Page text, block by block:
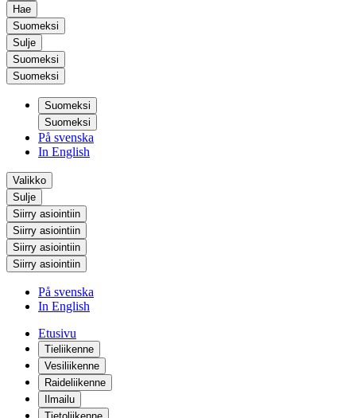
Hae
Suomeksi
Sulje
Suomeksi
Suomeksi
Suomeksi
Suomeksi
På svenska
In English
Valikko
Sulje
Siirry asiointiin
Siirry asiointiin
Siirry asiointiin
Siirry asiointiin
På svenska
In English
Etusivu
Tieliikenne
Vesiliikenne
Raideliikenne
Ilmailu